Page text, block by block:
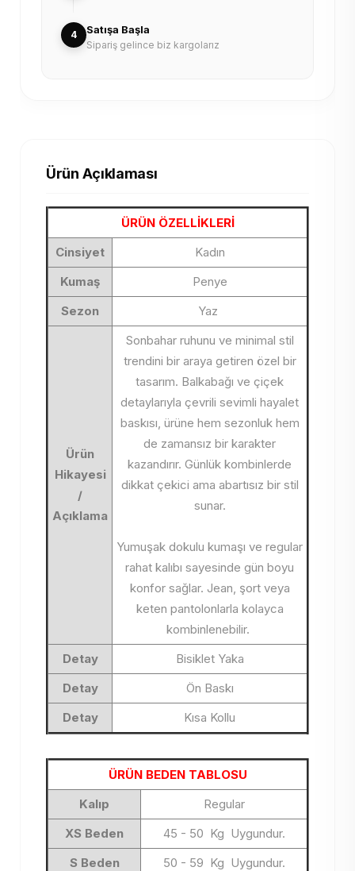
4 Satışa Başla
Sipariş gelince biz kargolarız
Ürün Açıklaması
ÜRÜN ÖZELLİKLERİ
Cinsiyet
Kadın
Kumaş
Penye
Sezon
Yaz
Ürün
Hikayesi
/
Açıklama
Sonbahar ruhunu ve minimal stil
trendini bir araya getiren özel bir
tasarım. Balkabağı ve çiçek
detaylarıyla çevrili sevimli hayalet
baskısı, ürüne hem sezonluk hem
de zamansız bir karakter
kazandırır. Günlük kombinlerde
dikkat çekici ama abartısız bir stil
sunar.
Yumuşak dokulu kumaşı ve regular
rahat kalıbı sayesinde gün boyu
konfor sağlar. Jean, şort veya
keten pantolonlarla kolayca
kombinlenebilir.
Detay
Bisiklet Yaka
Detay
Ön Baskı
Detay
Kısa Kollu
ÜRÜN BEDEN TABLOSU
Kalıp
Regular
XS Beden
45 - 50 Kg Uygundur.
S Beden
50 - 59 Kg Uygundur.